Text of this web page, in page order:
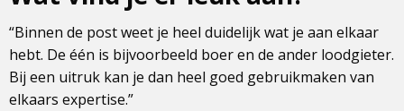
“Binnen de post weet je heel duidelijk wat je aan elkaar
hebt. De één is bijvoorbeeld boer en de ander loodgieter.
Bij een uitruk kan je dan heel goed gebruikmaken van
elkaars expertise.”